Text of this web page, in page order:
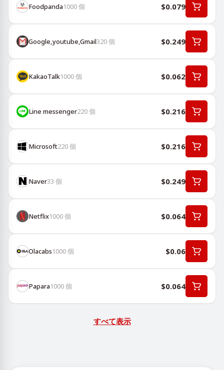
Foodpanda1000個 $0.079
Google,youtube,Gmail320個 $0.249
KakaoTalk1000個 $0.062
Line messenger220個 $0.216
Microsoft220個 $0.216
Naver33 個 $0.249
Netflix1000個 $0.064
Olacabs1000個 $0.06
Papara1000個 $0.064
すべて表示